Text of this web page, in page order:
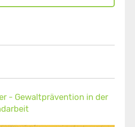
- Gewaltprävention in der